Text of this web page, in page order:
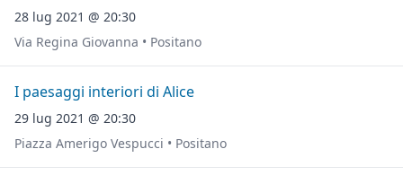
28 lug 2021 @ 20:30
Via Regina Giovanna • Positano
I paesaggi interiori di Alice
29 lug 2021 @ 20:30
Piazza Amerigo Vespucci • Positano